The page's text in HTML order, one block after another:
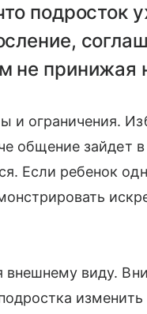
подросток
не принижая
и ограничения.
общение зайдет
Если ребенок
внешнему виду.